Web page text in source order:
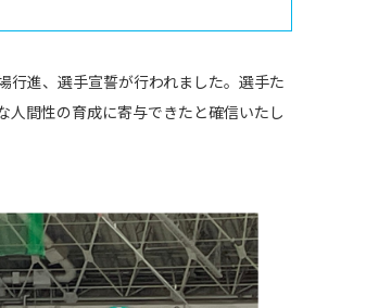
行進、選手宣誓が行われました。選手た
間性の育成に寄与できたと確信いたし